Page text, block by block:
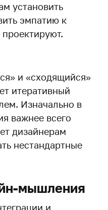
установить
эмпатию к
и «сходящийся»
итеративный
Изначально в
важнее всего
дизайнерам
нестандартные
мышления
и